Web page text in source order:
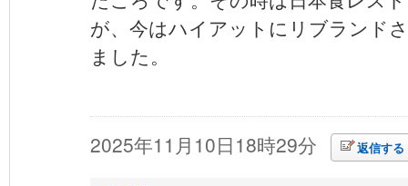
が、今はハイアットにリブランド
ました。
2025年11月10日18時29分 返信する